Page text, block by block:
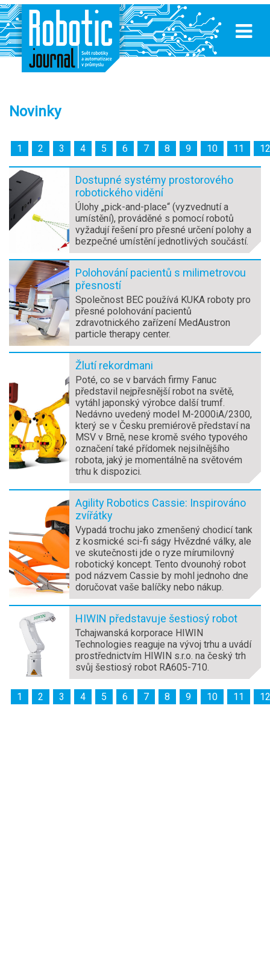
Novinky
1 2 3 4 5 6 7 8 9 10 11 12
Dostupné systémy prostorového
robotického vidění
Úlohy „pick-and-place“ (vyzvednutí a
umístění), prováděné s pomocí robotů
vyžadují řešení pro přesné určení polohy a
bezpečné umístění jednotlivých součástí.
Polohování pacientů s milimetrovou
přesností
Společnost BEC používá KUKA roboty pro
přesné polohování pacientů
zdravotnického zařízení MedAustron
particle therapy center.
Žlutí rekordmani
Poté, co se v barvách firmy Fanuc
představil nejpřesnější robot na světě,
vytáhl japonský výrobce další trumf.
Nedávno uvedený model M-2000iA/2300,
který se v Česku premiérově představí na
MSV v Brně, nese kromě svého typového
označení také přídomek nejsilnějšího
robota, jaký je momentálně na světovém
trhu k dispozici.
Agility Robotics Cassie: Inspirováno
zvířátky
Vypadá trochu jako zmenšený chodicí tank
z kosmické sci-fi ságy Hvězdné války, ale
ve skutečnosti jde o ryze mírumilovný
robotický koncept. Tento dvounohý robot
pod názvem Cassie by mohl jednoho dne
doručovat vaše balíčky nebo nákup.
HIWIN představuje šestiosý robot
Tchajwanská korporace HIWIN
Technologies reaguje na vývoj trhu a uvádí
prostřednictvím HIWIN s.r.o. na český trh
svůj šestiosý robot RA605-710.
1 2 3 4 5 6 7 8 9 10 11 12